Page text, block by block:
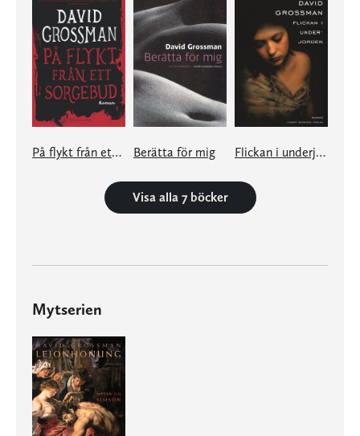
På flykt från ett sorgebud Berätta för mig Flickan i underjorden
Visa alla 7 böcker
Mytserien